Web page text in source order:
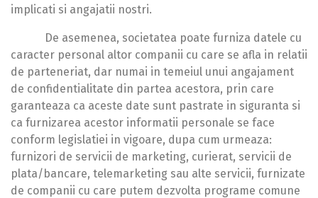
implicati si angajatii nostri.
De asemenea, societatea poate furniza datele cu
caracter personal altor companii cu care se afla in relatii
de parteneriat, dar numai in temeiul unui angajament
de confidentialitate din partea acestora, prin care
garanteaza ca aceste date sunt pastrate in siguranta si
ca furnizarea acestor informatii personale se face
conform legislatiei in vigoare, dupa cum urmeaza:
furnizori de servicii de marketing, curierat, servicii de
plata/bancare, telemarketing sau alte servicii, furnizate
de companii cu care putem dezvolta programe comune